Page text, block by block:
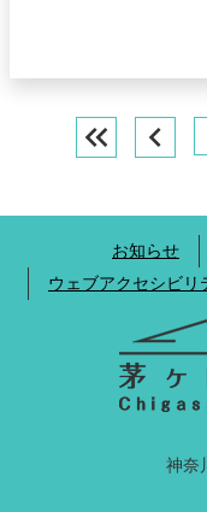
keyboard_double_arrow_left chevron_left
お知らせ
ウェブアクセシビリ
神奈